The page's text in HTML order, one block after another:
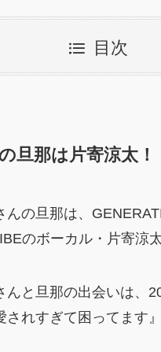
目次
旦那は片寄涼太！
んの旦那は、
のボーカル・片寄涼
んと旦那の出会いは、
されすぎて困ってます